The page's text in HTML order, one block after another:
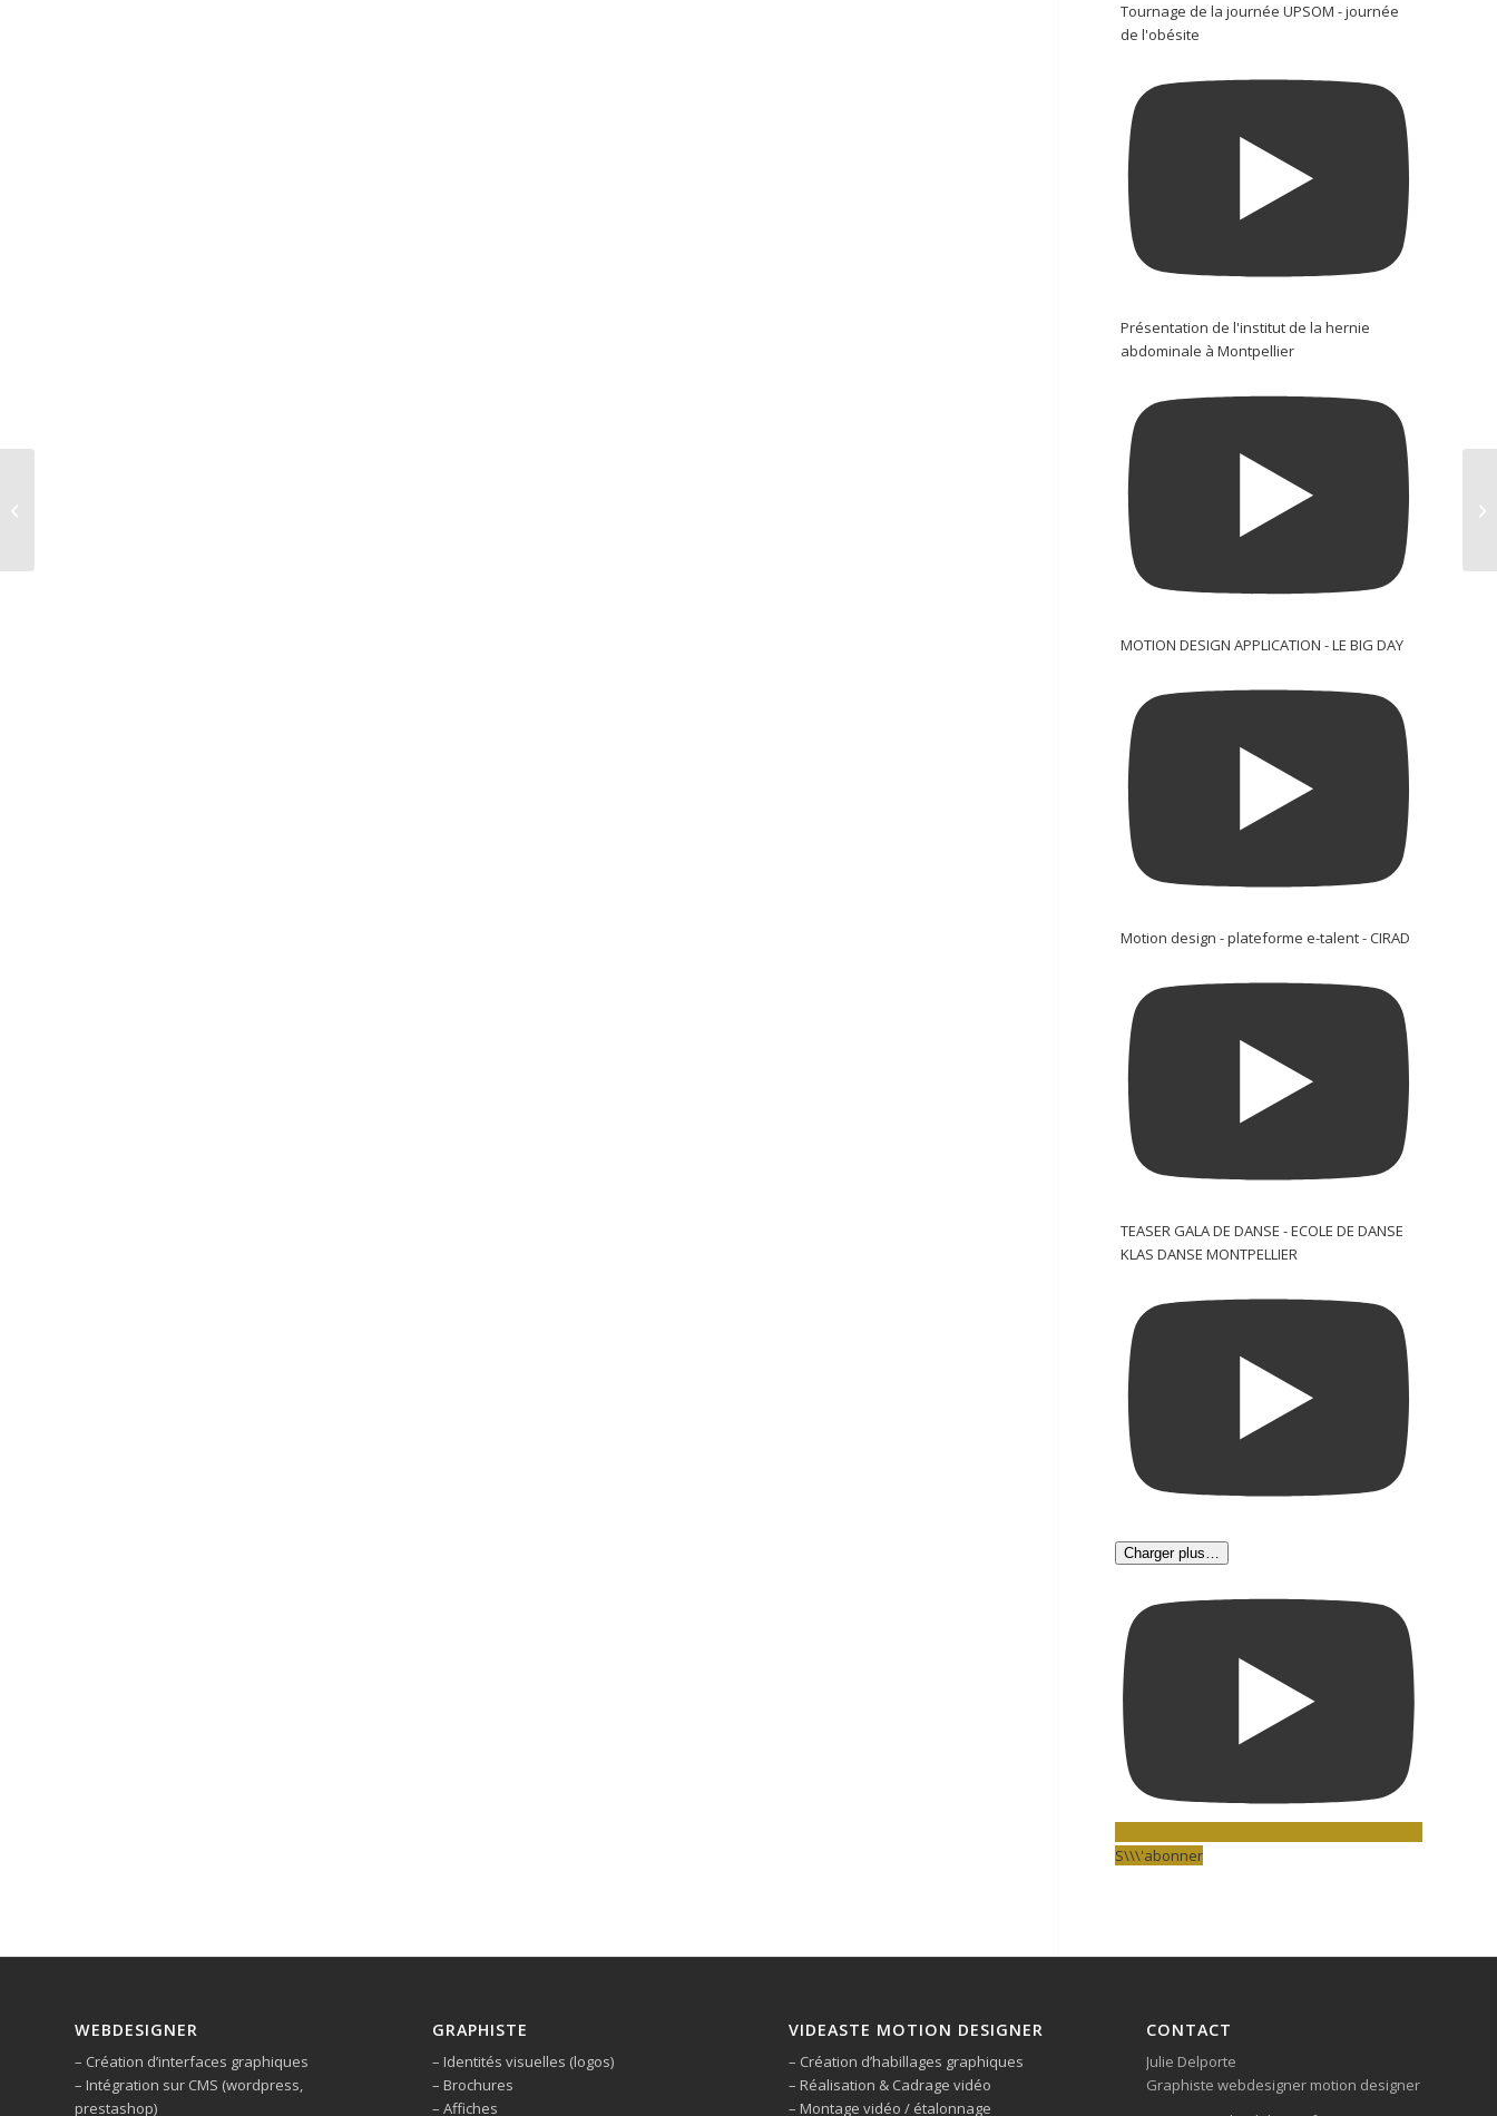
Tournage de la journée UPSOM - journée
de l'obésite
Présentation de l'institut de la hernie
abdominale à Montpellier
MOTION DESIGN APPLICATION - LE BIG DAY
Motion design - plateforme e-talent - CIRAD
TEASER GALA DE DANSE - ECOLE DE DANSE
KLAS DANSE MONTPELLIER
Charger plus…
S\\\'abonner
WEBDESIGNER
– Création d’interfaces graphiques
– Intégration sur CMS (wordpress,
prestashop)
GRAPHISTE
– Identités visuelles (logos)
– Brochures
– Affiches
VIDEASTE MOTION DESIGNER
– Création d’habillages graphiques
– Réalisation & Cadrage vidéo
– Montage vidéo / étalonnage
CONTACT
Julie Delporte
Graphiste webdesigner motion designer